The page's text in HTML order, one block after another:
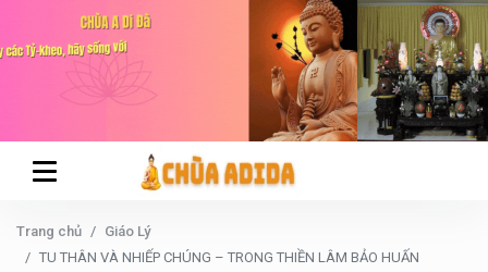
Trang chủ
Giáo Lý
TU THÂN VÀ NHIẾP CHÚNG – TRONG THIỀN LÂM BẢO HUẤN